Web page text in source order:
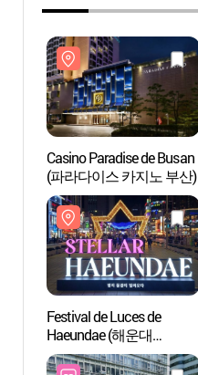
Casino Paradise de Busan
(파라다이스 카지노 부산)
Festival de Luces de
Haeundae (해운대
빛축제)